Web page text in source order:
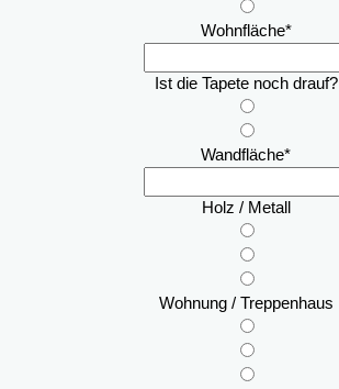
Wohnfläche*
Ist die Tapete noch drauf?
Wandfläche*
Holz / Metall
Wohnung / Treppenhaus